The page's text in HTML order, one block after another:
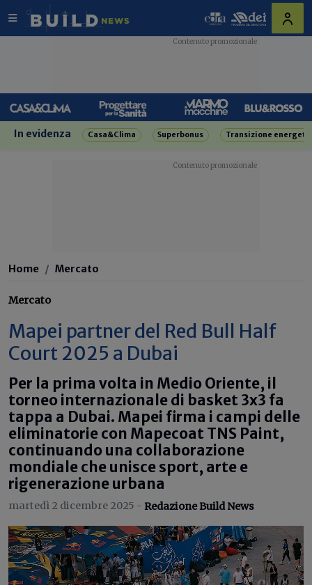
In evidenza Casa&Clima Superbonus Transizione
Home Mercato
Mercato
Mapei partner del Red Bull Half
Court 2025 a Dubai
Per la prima volta in Medio Oriente, il
torneo internazionale di basket 3x3 fa
tappa a Dubai. Mapei firma i campi delle
eliminatorie con Mapecoat TNS Paint,
continuando una collaborazione
mondiale che unisce sport, arte e
rigenerazione urbana
martedì 2 dicembre 2025 - Redazione Build News